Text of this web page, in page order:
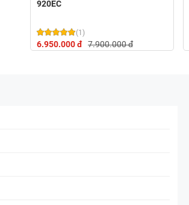
920EC
(1)
6.950.000 đ 7.900.000 đ